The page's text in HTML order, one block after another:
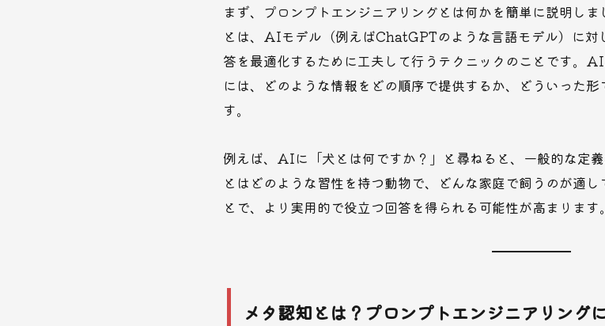
まず、プロンプトエンジニアリングとは何かを簡単に説明し
とは、AIモデル（例えばChatGPTのような言語モデル）に対
答を最適化するために工夫して行うテクニックのことです。
には、どのような情報をどの順序で提供するか、どういった
す。
例えば、AIに「犬とは何ですか？」と尋ねると、一般的な定
とはどのような習性を持つ動物で、どんな家庭で飼うのが適
とで、より実用的で役立つ回答を得られる可能性が高まります。
メタ認知とは？プロンプトエンジニアリング